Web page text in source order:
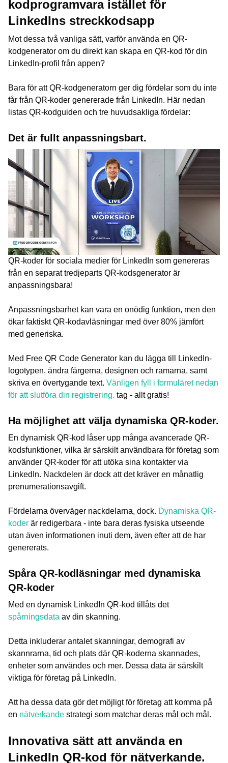
kodprogramvara istället för
LinkedIns streckkodsapp
Mot dessa två vanliga sätt, varför använda en QR-
kodgenerator om du direkt kan skapa en QR-kod för din
LinkedIn-profil från appen?
Bara för att QR-kodgeneratorn ger dig fördelar som du inte
får från QR-koder genererade från LinkedIn. Här nedan
listas QR-kodguiden och tre huvudsakliga fördelar:
Det är fullt anpassningsbart.
QR-koder för sociala medier för LinkedIn som genereras
från en separat tredjeparts QR-kodsgenerator är
anpassningsbara!
Anpassningsbarhet kan vara en onödig funktion, men den
ökar faktiskt QR-kodavläsningar med över 80% jämfört
med generiska.
Med Free QR Code Generator kan du lägga till LinkedIn-
logotypen, ändra färgerna, designen och ramarna, samt
skriva en övertygande text. Vänligen fyll i formuläret nedan
för att slutföra din registrering. tag - allt gratis!
Ha möjlighet att välja dynamiska QR-koder.
En dynamisk QR-kod låser upp många avancerade QR-
kodsfunktioner, vilka är särskilt användbara för företag som
använder QR-koder för att utöka sina kontakter via
LinkedIn. Nackdelen är dock att det kräver en månatlig
prenumerationsavgift.
Fördelarna överväger nackdelarna, dock. Dynamiska QR-
koder är redigerbara - inte bara deras fysiska utseende
utan även informationen inuti dem, även efter att de har
genererats.
Spåra QR-kodläsningar med dynamiska
QR-koder
Med en dynamisk LinkedIn QR-kod tillåts det
spårningsdata av din skanning.
Detta inkluderar antalet skanningar, demografi av
skannrarna, tid och plats där QR-koderna skannades,
enheter som användes och mer. Dessa data är särskilt
viktiga för företag på LinkedIn.
Att ha dessa data gör det möjligt för företag att komma på
en nätverkande strategi som matchar deras mål och mål.
Innovativa sätt att använda en
LinkedIn QR-kod för nätverkande.